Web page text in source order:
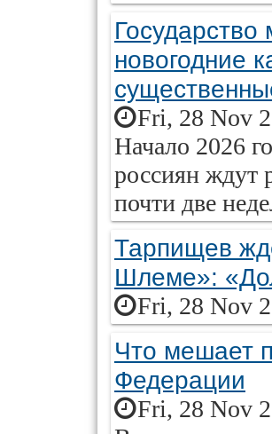
Государство
новогодние
Fri, 28 Nov
Начало 2026
россиян ждут
почти две
Тарпищев
Шлеме»:
Fri, 28 Nov
Что мешает
Федерации
Fri, 28 Nov